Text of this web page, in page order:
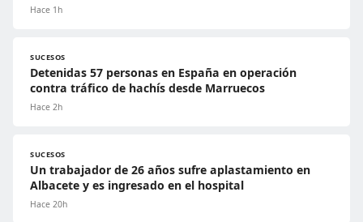
Hace 1h
SUCESOS
Detenidas 57 personas en España en operación
contra tráfico de hachís desde Marruecos
Hace 2h
SUCESOS
Un trabajador de 26 años sufre aplastamiento en
Albacete y es ingresado en el hospital
Hace 20h